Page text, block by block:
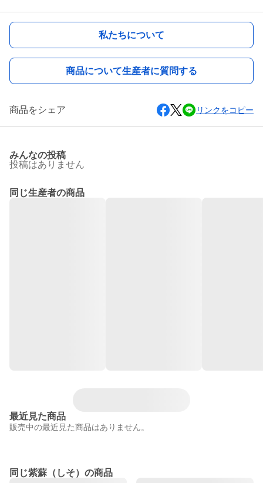
私たちについて
商品について生産者に質問する
商品をシェア リンクをコピー
みんなの投稿
投稿はありません
同じ生産者の商品
最近見た商品
販売中の最近見た商品はありません。
同じ紫蘇（しそ）の商品